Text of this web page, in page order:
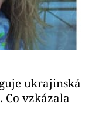
ukrajinská
vzkázala